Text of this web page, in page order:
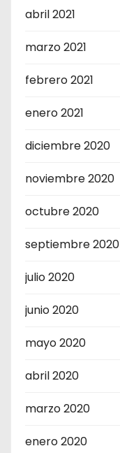
abril 2021
marzo 2021
febrero 2021
enero 2021
diciembre 2020
noviembre 2020
octubre 2020
septiembre 2020
julio 2020
junio 2020
mayo 2020
abril 2020
marzo 2020
enero 2020